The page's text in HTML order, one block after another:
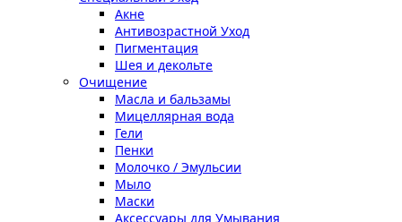
Акне
Антивозрастной Уход
Пигментация
Шея и декольте
Очищение
Масла и бальзамы
Мицеллярная вода
Гели
Пенки
Молочко / Эмульсии
Мыло
Маски
Аксессуары для Умывания